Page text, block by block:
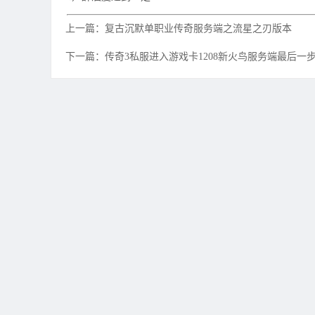
上一篇：复古沉默单职业传奇服务端之流星之刃版本
下一篇：传奇3私服进入游戏卡1208新火鸟服务端最后一